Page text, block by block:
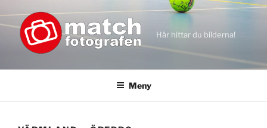
innehåll
Här hittar du bilderna!
Meny